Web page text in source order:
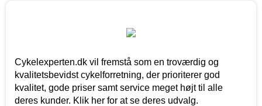
Cykelexperten.dk vil fremstå som en troværdig og
kvalitetsbevidst cykelforretning, der prioriterer god
kvalitet, gode priser samt service meget højt til alle
deres kunder. Klik her for at se deres udvalg.